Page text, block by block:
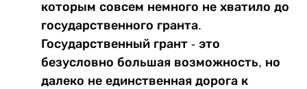
которым совсем немного не хватило до
государственного гранта.
Государственный грант - это
безусловно большая возможность, но
далеко не единственная дорога к